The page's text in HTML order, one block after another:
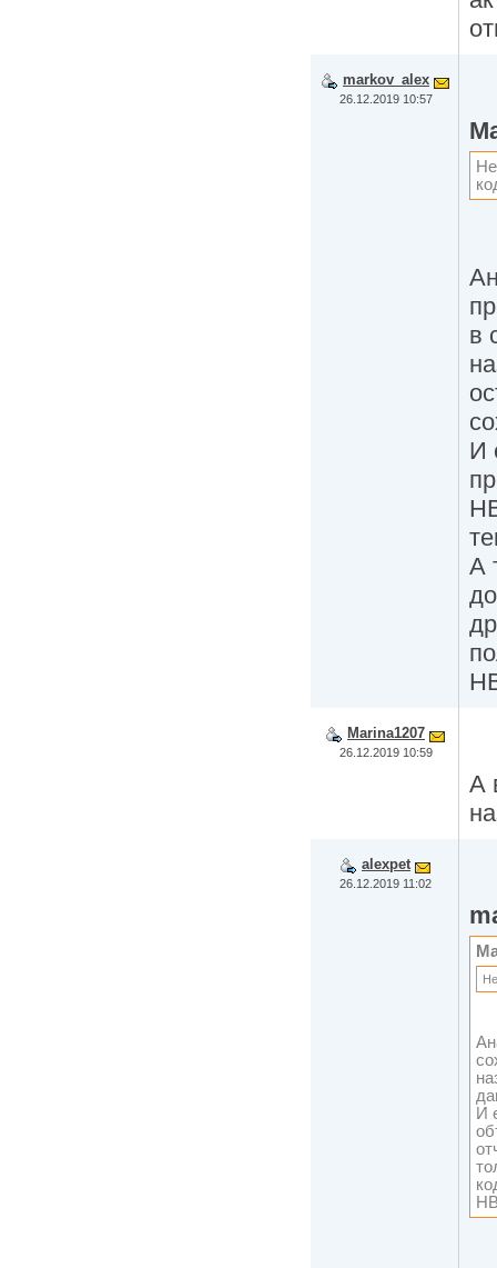
markov_alex
26.12.2019 10:57
в
И
А
Marina1207
26.12.2019 10:59
А
alexpet
26.12.2019 11:02
И